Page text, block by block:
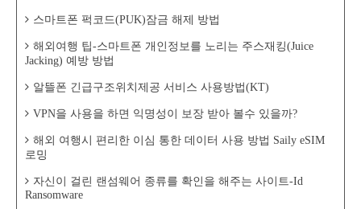
스마트폰 퍽코드(PUK)잠금 해제 방법
해외여행 팁-스마트폰 개인정보를 노리는 주스재킹(Juice
Jacking) 예방 방법
알뜰폰 긴급구조위치제공 서비스 사용방법(KT)
VPN을 사용을 하면 익명성이 보장 받아 볼수 있을까?
해외 여행시 편리한 이심 통한 데이터 사용 방법 Saily eSIM
로밍
자신이 걸린 랜섬웨어 종류를 확인을 해주는 사이트-Id
Ransomware